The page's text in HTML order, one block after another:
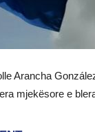
Arancha
mjekësore e